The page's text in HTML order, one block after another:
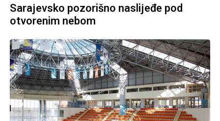
Sarajevsko pozorišno naslijeđe pod
otvorenim nebom